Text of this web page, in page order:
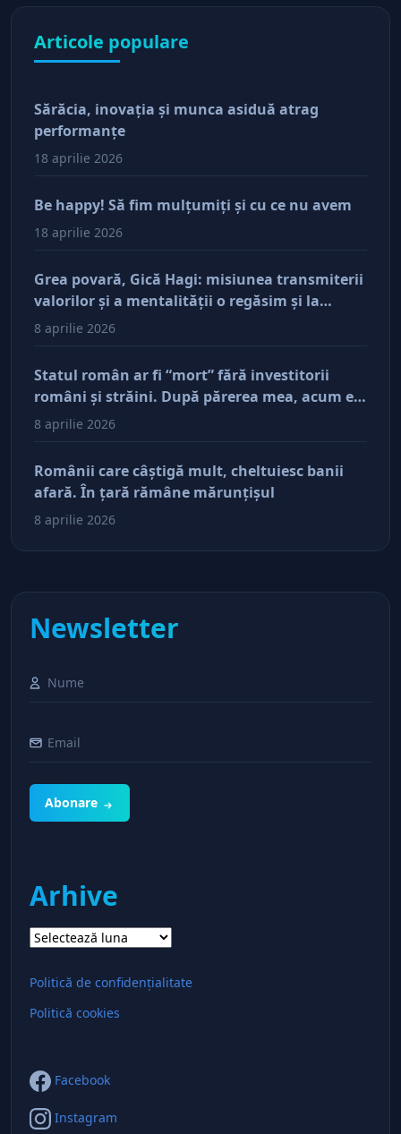
Articole populare
Sărăcia, inovaţia şi munca asiduă atrag
performanţe
18 aprilie 2026
Be happy! Să fim mulţumiţi şi cu ce nu avem
18 aprilie 2026
Grea povară, Gică Hagi: misiunea transmiterii
valorilor şi a mentalităţii o regăsim şi la
antreprenorii care vor să-și lase moştenire
afacerile
8 aprilie 2026
Statul român ar fi “mort” fără investitorii
români şi străini. După părerea mea, acum e
doar pe perfuzii şi încă nu face diferenţa între
cine îl tine în viaţă şi cine i-a făcut rău
8 aprilie 2026
Românii care câştigă mult, cheltuiesc banii
afară. În ţară rămâne mărunţişul
8 aprilie 2026
Newsletter
Abonare
Arhive
Arhive
Politică de confidențialitate
Politică cookies
Facebook
Instagram